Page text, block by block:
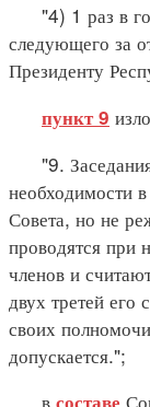
"4) 1 раз в
следующего за
Президенту
пункт 9
"9. Заседания
необходимости
Совета, но не
проводятся при
членов и
двух третей его
своих
допускается.";
в